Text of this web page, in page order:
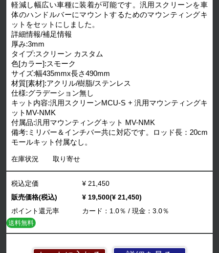
軽減し幅広い車種に装着が可能です。汎用スクリーンを車
体のハンドルバーにマウントするためのマウンティングキ
ットをセットにしました。
詳細情報/補足情報
厚み:3mm
タイプ:スクリーン カスタム
色[カラー]:スモーク
サイズ:幅435mmx長さ490mm
材質[素材]:アクリル/樹脂/ステンレス
仕様:グラデーション無し
キット内容:汎用スクリーンMCU-S + 汎用マウンティングキ
ットMV-NMK
付属品:汎用マウンティングキット MV-NMK
備考:ミリバー＆インチバー共に対応です。ロッド長：20cm
モールキット付属なし。
在庫状況 取り寄せ
税込定価
¥ 21,450
販売価格(税込)
¥ 19,500(¥ 21,450)
ポイント還元率
カード：1.0％ / 現金：3.0％
送料無料